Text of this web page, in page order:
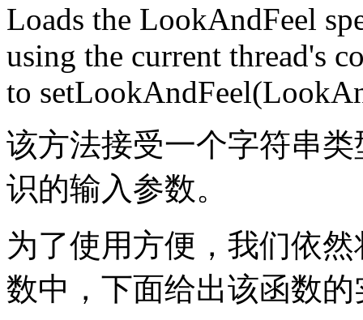
Loads the LookAndFeel
using the current thread's
to
该方法接受一个字符串类
识的输入参数。
为了使用方便，我们依
数中，下面给出该函数